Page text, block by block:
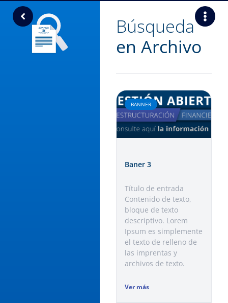
Búsqueda
en Archivo
BANNER
Baner 3
Título de entrada​
Contenido de texto,
bloque de texto
descriptivo. Lorem
Ipsum es simplemente
el texto de relleno de
las imprentas y
archivos de texto.
Ver más